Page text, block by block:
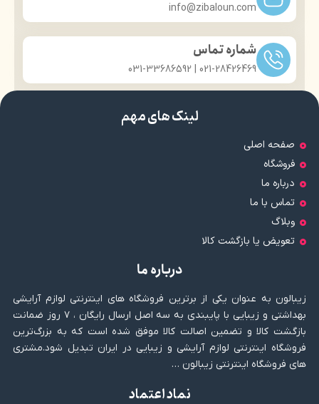
info@zibaloun.com
شماره تماس
021-28426469 | 031-33686592
لینک های مهم
صفحه اصلی
فروشگاه
درباره ما
تماس با ما
وبلاگ
تعویض یا بازگشت کالا
درباره ما
زیبالون به عنوان یکی از برترین فروشگاه های اینترنتی لوازم آرایشی
بهداشتی و زیبایی با پایبندی به سه اصل ارسال رایگان ، ۷ روز ضمانت
بازگشت کالا و تضمین اصالت کالا موفق شده است که به بزرگ‌ترین
فروشگاه اینترنتی لوازم آرایشی و زیبایی در ایران تبدیل شود.مشتری
های فروشگاه اینترنتی زیبالون …
نماد اعتماد